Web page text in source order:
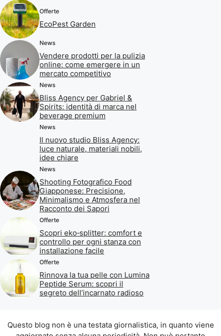
Offerte
EcoPest Garden
News
Vendere prodotti per la pulizia
online: come emergere in un
mercato competitivo
News
Bliss Agency per Gabriel &
Spirits: identità di marca nel
beverage premium
News
Il nuovo studio Bliss Agency:
luce naturale, materiali nobili,
idee chiare
News
Shooting Fotografico Food
Giapponese: Precisione,
Minimalismo e Atmosfera nel
Racconto dei Sapori
Offerte
Scopri eko‑splitter: comfort e
controllo per ogni stanza con
installazione facile
Offerte
Rinnova la tua pelle con Lumina
Peptide Serum: scopri il
segreto dell’incarnato radioso
Questo blog non è una testata giornalistica, in quanto viene